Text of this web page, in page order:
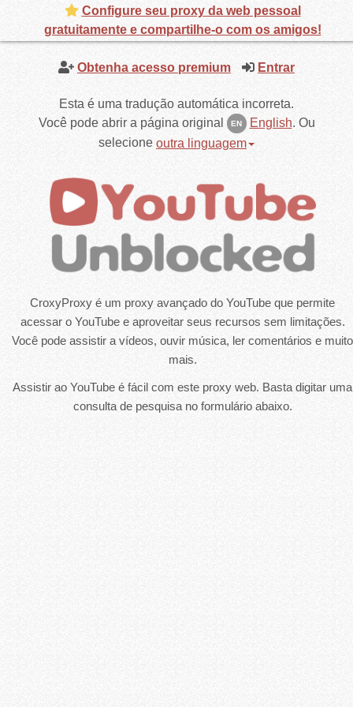
Obtenha acesso premium Entrar
Esta é uma tradução automática incorreta.
Você pode abrir a página original
EN English. Ou
selecione outra linguagem
CroxyProxy é um proxy avançado do YouTube que permite
acessar o YouTube e aproveitar seus recursos sem limitações.
Você pode assistir a vídeos, ouvir música, ler comentários e muito
mais.
Assistir ao YouTube é fácil com este proxy web. Basta digitar uma
consulta de pesquisa no formulário abaixo.
Configure seu proxy da web pessoal
gratuitamente e compartilhe-o com os amigos!